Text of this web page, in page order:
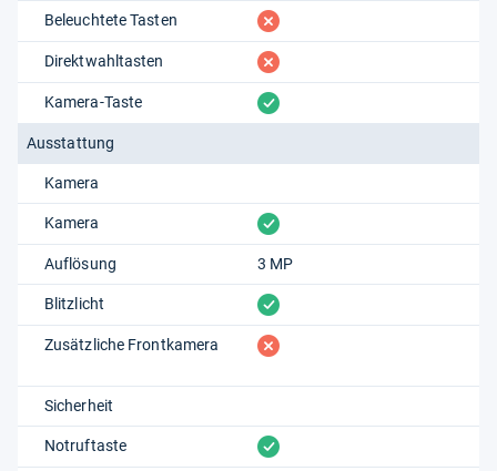
Beleuchtete Tasten fehlt
Direktwahltasten fehlt
Kamera-Taste vorhanden
Ausstattung
Kamera
Kamera vorhanden
Auflösung 3 MP
Blitzlicht vorhanden
Zusätzliche Frontkamera fehlt
Sicherheit
Notruftaste vorhanden